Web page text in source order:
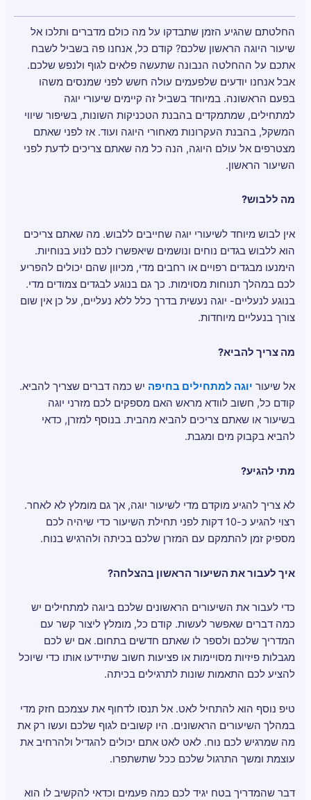
החלטתם שהגיע הזמן שתבדקו על מה כולם מדברים ותלכו אל
שיעור היוגה הראשון שלכם? קודם כל, אנחנו פה בשביל לשבח
אתכם על ההחלטה הנבונה שתעשה פלאים לגוף ולנפש שלכם.
אבל אנחנו יודעים שלפעמים עולה חשש לפני שמנסים משהו
בפעם הראשונה. במיוחד בשביל זה קיימים שיעורי יוגה
למתחילים, שמתמקדים בהבנת הטכניקות השונות, בשיפור שיווי
המשקל, בהבנת העקרונות מאחורי היוגה ועוד. אז לפני שאתם
מצטרפים אל עולם היוגה, הנה כל מה שאתם צריכים לדעת לפני
השיעור הראשון.
מה ללבוש?
אין לבוש מיוחד לשיעורי יוגה שחייבים ללבוש. מה שאתם צריכים
הוא ללבוש בגדים נוחים ונושמים שיאפשרו לכם לנוע בנוחיות.
הימנעו מבגדים רפויים או רחבים מדי, מכיוון שהם יכולים להפריע
לכם במהלך תנוחות מסוימות. כך גם בנוגע לבגדים צמודים מדי.
בנוגע לנעליים- יוגה נעשית בדרך כלל ללא נעליים, על כן אין שום
צורך בנעליים מיוחדות.
מה צריך להביא?
אל שיעוריוגה למתחילים בחיפהיש כמה דברים שצריך להביא.
קודם כל, חשוב לוודא מראש האם מספקים לכם מזרני יוגה
בשיעור או שאתם צריכים להביא מהבית. בנוסף למזרן, כדאי
להביא בקבוק מים ומגבת.
מתי להגיע?
לא צריך להגיע מוקדם מדי לשיעור יוגה, אך גם מומלץ לא לאחר.
רצוי להגיע כ-10 דקות לפני תחילת השיעור כדי שיהיה לכם
מספיק זמן להתמקם עם המזרן שלכם בכיתה ולהרגיש בנוח.
איך לעבור את השיעור הראשון בהצלחה?
כדי לעבור את השיעורים הראשונים שלכם ביוגה למתחילים יש
כמה דברים שאפשר לעשות. קודם כל, מומלץ ליצור קשר עם
המדריך שלכם ולספר לו שאתם חדשים בתחום. אם יש לכם
מגבלות פיזיות מסויימות או פציעות חשוב שתיידעו אותו כדי שיוכל
להציע לכם התאמות שונות לתרגילים בכיתה.
טיפ נוסף הוא להתחיל לאט. אל תנסו לדחוף את עצמכם חזק מדי
במהלך השיעורים הראשונים. היו קשובים לגוף שלכם ועשו רק את
מה שמרגיש לכם נוח. לאט לאט אתם יכולים להגדיל ולהרחיב את
עוצמת ומשך התרגול שלכם ככל שתשתפרו.
דבר שהמדריך בטח יגיד לכם כמה פעמים וכדאי להקשיב לו הוא